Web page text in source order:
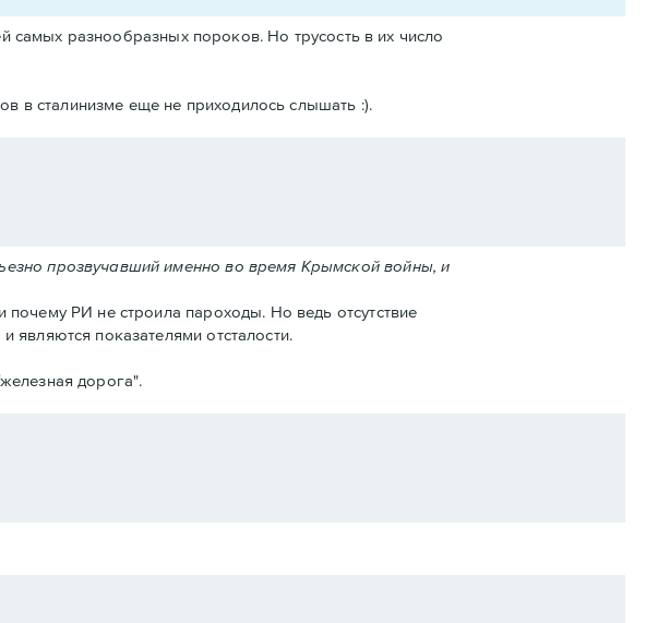
самых разнообразных пороков. Но трусость в их число
в сталинизме еще не приходилось слышать :).
прозвучавший именно во время Крымской войны, и
РИ не строила пароходы. Но ведь отсутствие
являются показателями отсталости.
дорога".